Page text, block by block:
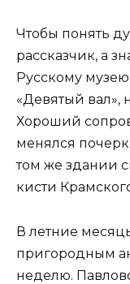
Чтобы понять
рассказчик, а
Русскому
«Девятый вал»,
Хороший
менялся почерк
том же здании
кисти
В летние
пригородным
неделю.